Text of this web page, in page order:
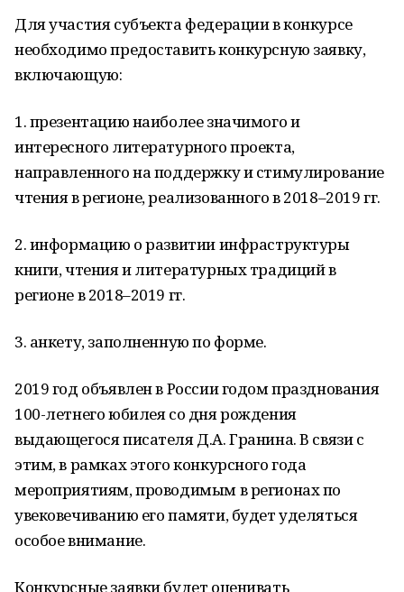
Для участия субъекта федерации в конкурсе
необходимо предоставить конкурсную заявку,
включающую:
1. презентацию наиболее значимого и
интересного литературного проекта,
направленного на поддержку и стимулирование
чтения в регионе, реализованного в 2018–2019 гг.
2. информацию о развитии инфраструктуры
книги, чтения и литературных традиций в
регионе в 2018–2019 гг.
3. анкету, заполненную по форме.
2019 год объявлен в России годом празднования
100-летнего юбилея со дня рождения
выдающегося писателя Д.А. Гранина. В связи с
этим, в рамках этого конкурсного года
мероприятиям, проводимым в регионах по
увековечиванию его памяти, будет уделяться
особое внимание.
Конкурсные заявки будет оценивать